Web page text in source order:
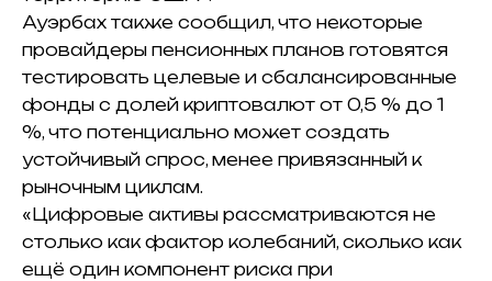
Ауэрбах также сообщил, что некоторые
провайдеры пенсионных планов готовятся
тестировать целевые и сбалансированные
фонды с долей криптовалют от 0,5 % до 1
%, что потенциально может создать
устойчивый спрос, менее привязанный к
рыночным циклам.
«Цифровые активы рассматриваются не
столько как фактор колебаний, сколько как
ещё один компонент риска при